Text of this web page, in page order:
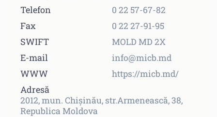
Telefon 0 22 57-67-82
Fax 0 22 27-91-95
SWIFT MOLD MD 2X
E-mail info@micb.md
WWW https://micb.md/
Adresă
2012, mun. Chişinău, str.Armenească, 38,
Republica Moldova